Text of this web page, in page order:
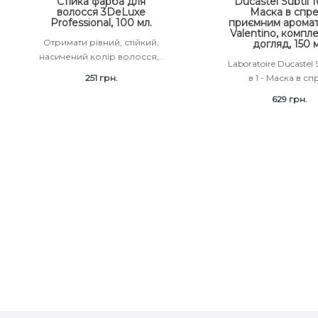
волосся 3DeLuxe
Professional, 100 мл.
Отримати рівний, стійкий,
насичений колір волосся,..
251 грн.
Маска в
приємним
Valentino,
догляд, 150
Laboratoire Ducastel
в 1 - Маска в
629 грн.